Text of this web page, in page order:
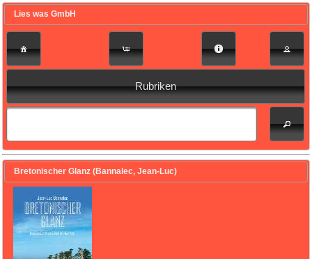
Lies was GmbH
Rubriken
Bretonischer Glanz (Bannalec, Jean-Luc)